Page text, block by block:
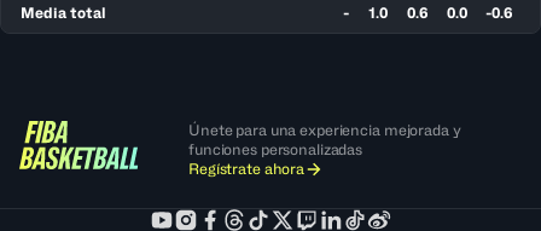
Media total - 1.0 0.6 0.0 -0.6
Únete para una experiencia mejorada y
funciones personalizadas
Regístrate ahora